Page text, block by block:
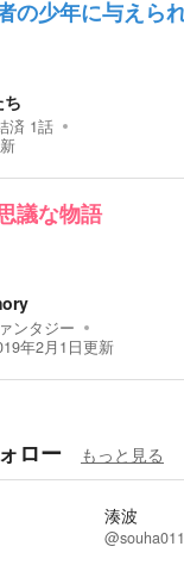
の少年に与えら
済 1話
議な物語
ンタジー
年2月1日更新
ロー もっと見る
湊波